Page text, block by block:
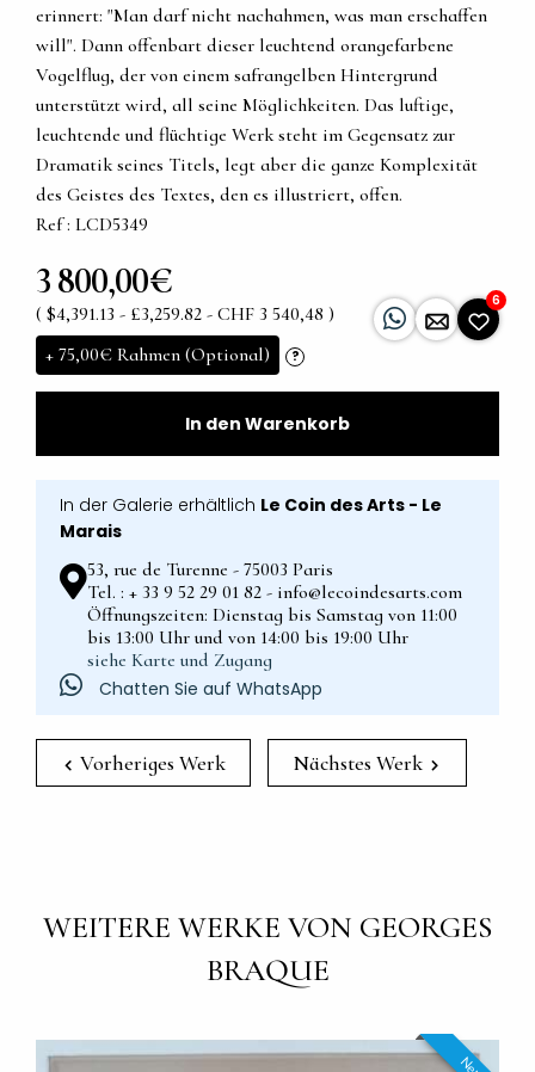
erinnert: "Man darf nicht nachahmen, was man erschaffen
will". Dann offenbart dieser leuchtend orangefarbene
Vogelflug, der von einem safrangelben Hintergrund
unterstützt wird, all seine Möglichkeiten. Das luftige,
leuchtende und flüchtige Werk steht im Gegensatz zur
Dramatik seines Titels, legt aber die ganze Komplexität
des Geistes des Textes, den es illustriert, offen.
Ref : LCD5349
3 800,00€
( $4,391.13 - £3,259.82 - CHF 3 540,48 )
+ 75,00€ Rahmen (Optional) ?
6
In den Warenkorb
In der Galerie erhältlich Le Coin des Arts - Le
Marais
53, rue de Turenne - 75003 Paris
Tel. : + 33 9 52 29 01 82 - info@lecoindesarts.com
Öffnungszeiten: Dienstag bis Samstag von 11:00
bis 13:00 Uhr und von 14:00 bis 19:00 Uhr
siehe Karte und Zugang
Chatten Sie auf WhatsApp
Vorheriges Werk Nächstes Werk
WEITERE WERKE VON GEORGES
BRAQUE